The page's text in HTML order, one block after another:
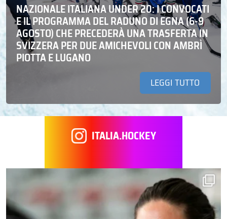
NAZIONALE ITALIANA UNDER 20: I CONVOCATI
E IL PROGRAMMA DEL RADUNO DI EGNA (6-9
AGOSTO) CHE PRECEDERÀ UNA TRASFERTA IN
SVIZZERA PER DUE AMICHEVOLI CON AMBRÌ
PIOTTA E LUGANO
LEGGI TUTTO
ITALIA.HOCKEY